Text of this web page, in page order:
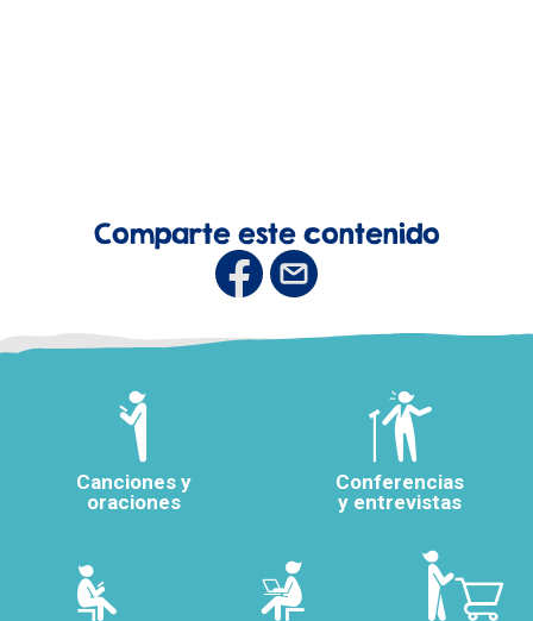
Comparte este contenido
Canciones y
oraciones
Conferencias
y entrevistas